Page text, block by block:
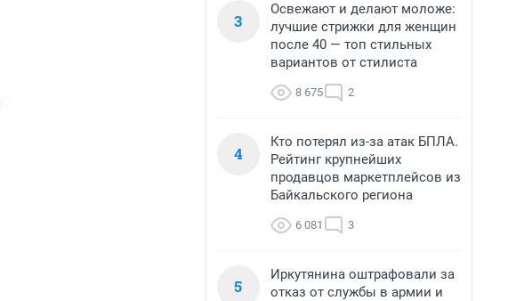
3
Освежают и делают моложе:
лучшие стрижки для женщин
после 40 — топ стильных
вариантов от стилиста
8 675 2
4
Кто потерял из-за атак БПЛА.
Рейтинг крупнейших
продавцов маркетплейсов из
Байкальского региона
6 081 3
5
Иркутянина оштрафовали за
отказ от службы в армии и